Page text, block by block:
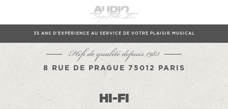
35 ANS D'EXPÉRIENCE AU SERVICE DE VOTRE PLAISIR MUSICAL
Hifi de qualité depuis 1983
8 RUE DE PRAGUE 75012 PARIS
HI-FI